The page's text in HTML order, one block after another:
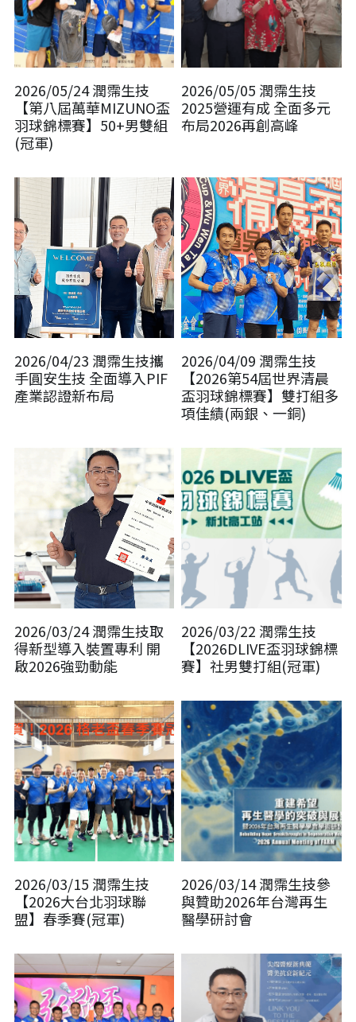
2026/05/24 潤霈生技
【第八屆萬華MIZUNO盃
羽球錦標賽】50+男雙組
(冠軍)
2026/05/05 潤霈生技
2025營運有成 全面多元
布局2026再創高峰
2026/04/23 潤霈生技攜
手圓安生技 全面導入PIF
產業認證新布局
2026/04/09 潤霈生技
【2026第54屆世界清晨
盃羽球錦標賽】雙打組多
項佳績(兩銀、一銅)
2026/03/24 潤霈生技取
得新型導入裝置專利 開
啟2026強勁動能
2026/03/22 潤霈生技
【2026DLIVE盃羽球錦標
賽】社男雙打組(冠軍)
2026/03/15 潤霈生技
【2026大台北羽球聯
盟】春季賽(冠軍)
2026/03/14 潤霈生技參
與贊助2026年台灣再生
醫學研討會